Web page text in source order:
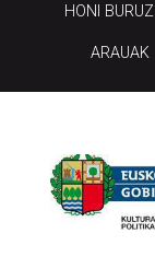
HONI BURUZ
ARAUAK